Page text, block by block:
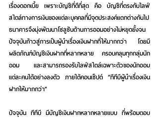
เรื่องดอกเบี้ย เพราะบัญชีที่ดีที่สุด คือ บัญชีที่ตรงกับไลฟ์
สไตล์ทางการเงินของแต่ละบุคคลที่มีจุดประสงค์แตกต่างกันไป
ธนาคารจึงมุ่งพัฒนาโซลูชันด้านการออมอย่างไม่หยุดยั้งจน
ปัจจุบันก้าวสู่การเป็นผู้นำเรื่องเงินฝากที่ให้มากกว่า โดยมี
ผลิตภัณฑ์บัญชีเงินฝากที่หลากหลาย ครอบคลุมทุกกลุ่มนัก
ออม และสามารถรองรับไลฟ์สไตล์เฉพาะตัวของนักออม
แต่ละคนได้อย่างลงตัว ภายใต้คอนเซ็ปต์ “ทีทีบีผู้นำเรื่องเงิน
ฝากให้มากกว่า”
ปัจจุบัน ทีทีบี มีบัญชีเงินฝากหลากหลายแบบ ที่พร้อมตอบ